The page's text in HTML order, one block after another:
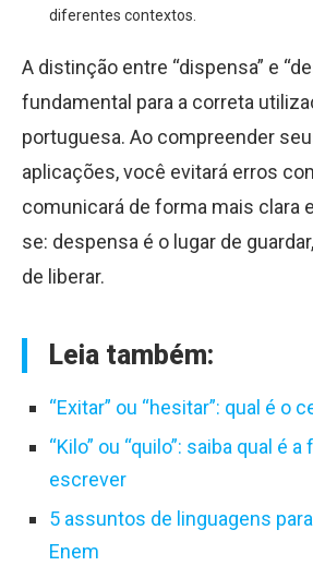
diferentes contextos.
A distinção entre “dispensa” e
fundamental para a correta
portuguesa. Ao compreender
aplicações, você evitará erros
comunicará de forma mais clara
se: despensa é o lugar de
de liberar.
Leia também:
“Exitar” ou “hesitar”: qual é o
“Kilo” ou “quilo”: saiba qual é
escrever
5 assuntos de linguagens
Enem